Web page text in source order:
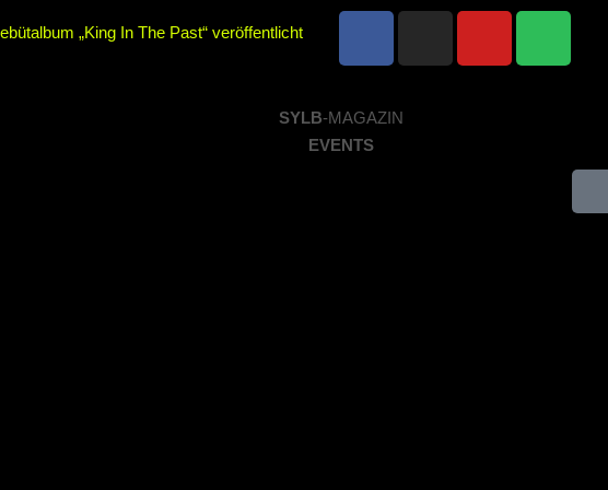
„King In The Past“ veröffentlicht
am 22.11.2025 im Parkhaus Meiderich,SYLB-MAGAZIN
EVENTS